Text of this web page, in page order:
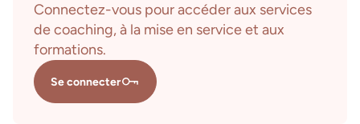
Connectez-vous pour accéder aux services
de coaching, à la mise en service et aux
formations.
Se connecter